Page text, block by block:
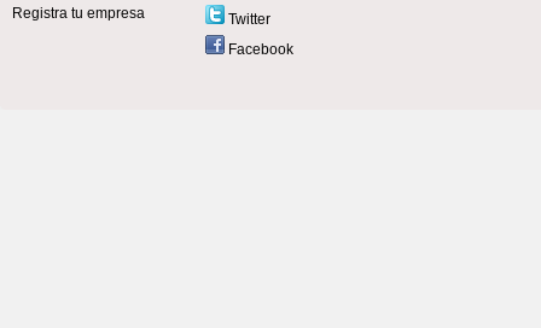
Registra tu empresa
Twitter
Facebook